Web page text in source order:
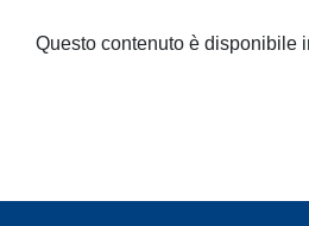
Questo contenuto è disponibile